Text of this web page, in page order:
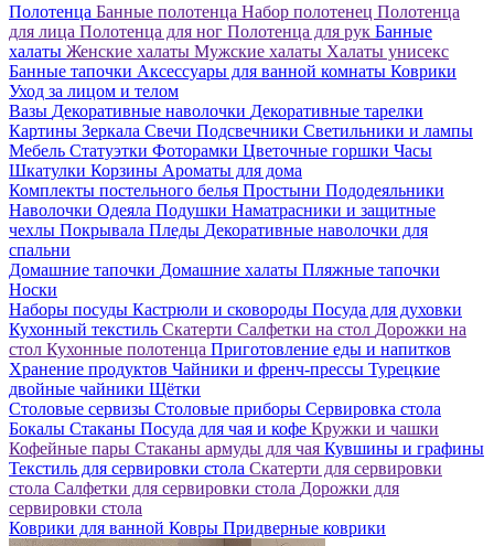
Полотенца Банные полотенца Набор полотенец Полотенца
для лица Полотенца для ног Полотенца для рук Банные
халаты Женские халаты Мужские халаты Халаты унисекс
Банные тапочки Аксессуары для ванной комнаты Коврики
Уход за лицом и телом
Вазы Декоративные наволочки Декоративные тарелки
Картины Зеркала Свечи Подсвечники Светильники и лампы
Мебель Статуэтки Фоторамки Цветочные горшки Часы
Шкатулки Корзины Ароматы для дома
Комплекты постельного белья Простыни Пододеяльники
Наволочки Одеяла Подушки Наматрасники и защитные
чехлы Покрывала Пледы Декоративные наволочки для
спальни
Домашние тапочки Домашние халаты Пляжные тапочки
Носки
Наборы посуды Кастрюли и сковороды Посуда для духовки
Кухонный текстиль Скатерти Салфетки на стол Дорожки на
стол Кухонные полотенца Приготовление еды и напитков
Хранение продуктов Чайники и френч-прессы Турецкие
двойные чайники Щётки
Столовые сервизы Столовые приборы Сервировка стола
Бокалы Стаканы Посуда для чая и кофе Кружки и чашки
Кофейные пары Стаканы армуды для чая Кувшины и графины
Текстиль для сервировки стола Скатерти для сервировки
стола Салфетки для сервировки стола Дорожки для
сервировки стола
Коврики для ванной Ковры Придверные коврики